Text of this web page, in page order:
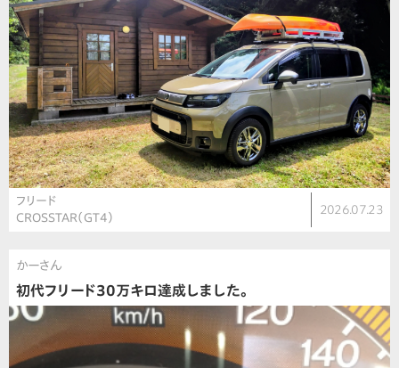
フリード
CROSSTAR（GT4）
2026.07.23
かーさん
初代フリード30万キロ達成しました。